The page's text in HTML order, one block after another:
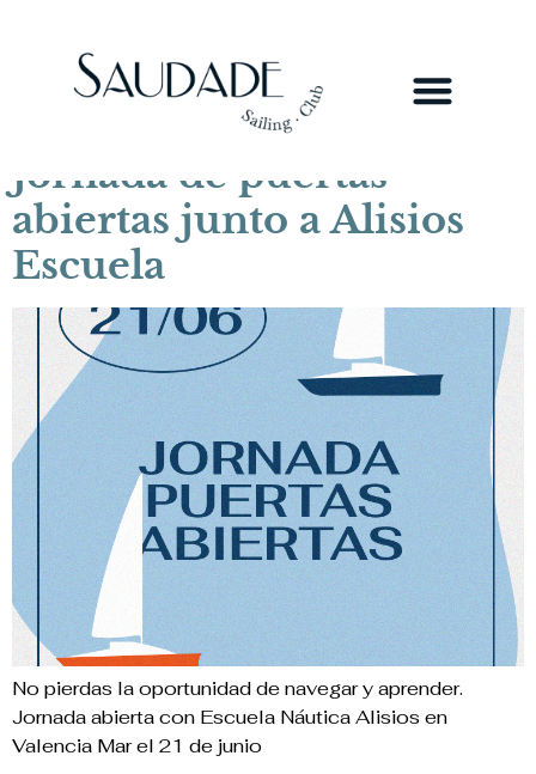
Categoría:
Navegación a vela:
Jornada de puertas
abiertas junto a Alisios
Escuela
No pierdas la oportunidad de navegar y aprender.
Jornada abierta con Escuela Náutica Alisios en
Valencia Mar el 21 de junio